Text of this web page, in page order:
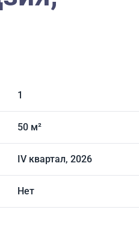
1
50 м²
IV квартал, 2026
Нет